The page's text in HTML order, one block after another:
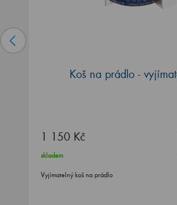
Koš na prádlo -
1 150 Kč
skladem
Vyjímatelný koš na prádlo